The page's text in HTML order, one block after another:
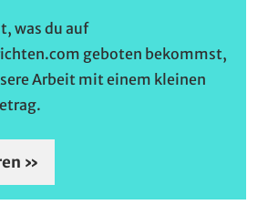
was du auf
geboten bekommst,
Arbeit mit einem kleinen
»